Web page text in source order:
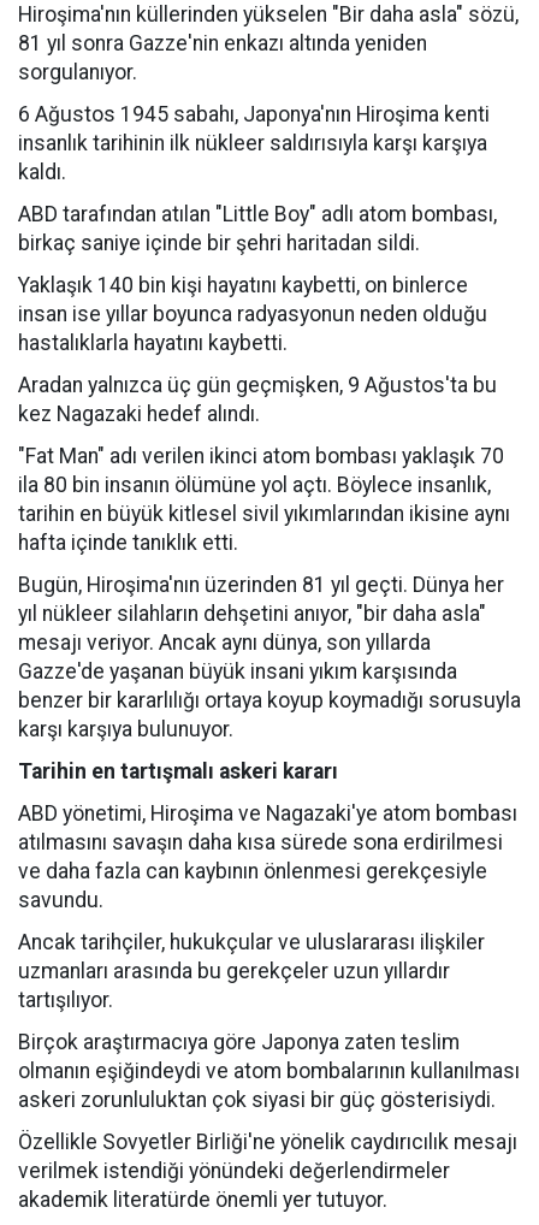
Hiroşima'nın küllerinden yükselen "Bir daha asla" sözü,
81 yıl sonra Gazze'nin enkazı altında yeniden
sorgulanıyor.
6 Ağustos 1945 sabahı, Japonya'nın Hiroşima kenti
insanlık tarihinin ilk nükleer saldırısıyla karşı karşıya
kaldı.
ABD tarafından atılan "Little Boy" adlı atom bombası,
birkaç saniye içinde bir şehri haritadan sildi.
Yaklaşık 140 bin kişi hayatını kaybetti, on binlerce
insan ise yıllar boyunca radyasyonun neden olduğu
hastalıklarla hayatını kaybetti.
Aradan yalnızca üç gün geçmişken, 9 Ağustos'ta bu
kez Nagazaki hedef alındı.
"Fat Man" adı verilen ikinci atom bombası yaklaşık 70
ila 80 bin insanın ölümüne yol açtı. Böylece insanlık,
tarihin en büyük kitlesel sivil yıkımlarından ikisine aynı
hafta içinde tanıklık etti.
Bugün, Hiroşima'nın üzerinden 81 yıl geçti. Dünya her
yıl nükleer silahların dehşetini anıyor, "bir daha asla"
mesajı veriyor. Ancak aynı dünya, son yıllarda
Gazze'de yaşanan büyük insani yıkım karşısında
benzer bir kararlılığı ortaya koyup koymadığı sorusuyla
karşı karşıya bulunuyor.
Tarihin en tartışmalı askeri kararı
ABD yönetimi, Hiroşima ve Nagazaki'ye atom bombası
atılmasını savaşın daha kısa sürede sona erdirilmesi
ve daha fazla can kaybının önlenmesi gerekçesiyle
savundu.
Ancak tarihçiler, hukukçular ve uluslararası ilişkiler
uzmanları arasında bu gerekçeler uzun yıllardır
tartışılıyor.
Birçok araştırmacıya göre Japonya zaten teslim
olmanın eşiğindeydi ve atom bombalarının kullanılması
askeri zorunluluktan çok siyasi bir güç gösterisiydi.
Özellikle Sovyetler Birliği'ne yönelik caydırıcılık mesajı
verilmek istendiği yönündeki değerlendirmeler
akademik literatürde önemli yer tutuyor.